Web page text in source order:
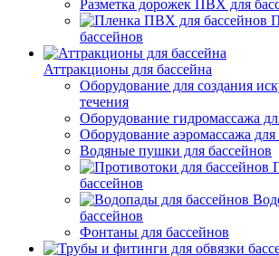
Разметка дорожек ПВХ для
бассейнов
Аттракционы для бассейна
Оборудование для создания
течения
Оборудование гидромассажа
Оборудование аэромассажа для
Водяные пушки для бассейнов
бассейнов
бассейнов
Фонтаны для бассейнов